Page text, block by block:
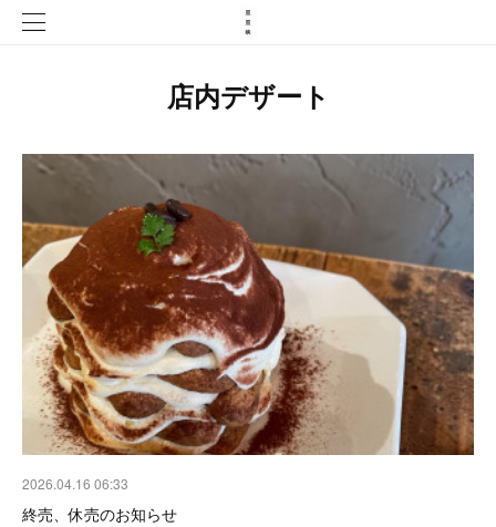
店内デザート
2026.04.16 06:33
終売、休売のお知らせ